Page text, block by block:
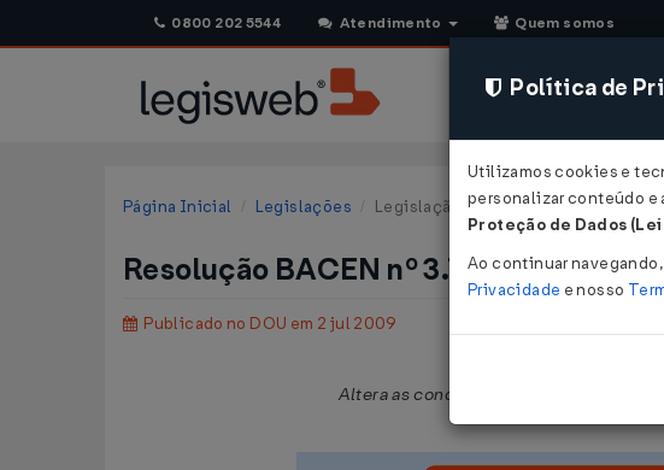
0800 202 5544 Atendimento Quem somos
Página Inicial Legislações Legislação Federal
Resolução BACEN nº 3.747 de 30/06/
Publicado no DOU em 2 jul 2009
Altera as condições do Programa de
Política de
Utilizamos cookies e
personalizar conteúdo e
Proteção de Dados (Lei
Ao continuar
Privacidade e nosso